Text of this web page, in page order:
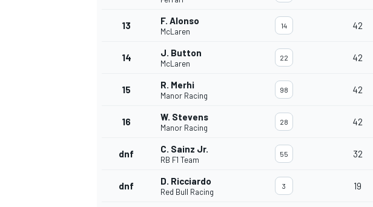
TÜRK SPORCULAR
13 F. Alonso
McLaren
14 42
14 J. Button
McLaren
22 42
15 R. Merhi
Manor Racing
98 42
16 W. Stevens
Manor Racing
28 42
dnf C. Sainz Jr.
RB F1 Team
55 32
dnf D. Ricciardo
Red Bull Racing
3 19